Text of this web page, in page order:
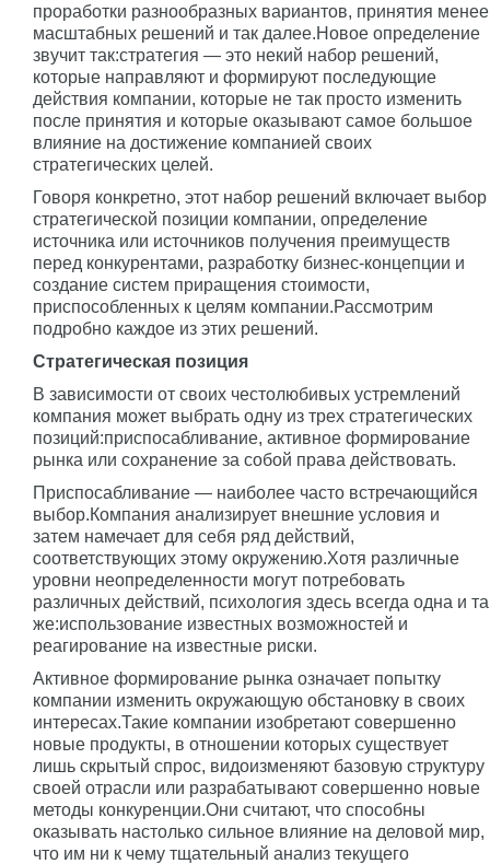
проработки разнообразных вариантов, принятия менее
масштабных решений и так далее.Новое определение
звучит так:стратегия — это некий набор решений,
которые направляют и формируют последующие
действия компании, которые не так просто изменить
после принятия и которые оказывают самое большое
влияние на достижение компанией своих
стратегических целей.
Говоря конкретно, этот набор решений включает выбор
стратегической позиции компании, определение
источника или источников получения преимуществ
перед конкурентами, разработку бизнес-концепции и
создание систем приращения стоимости,
приспособленных к целям компании.Рассмотрим
подробно каждое из этих решений.
Стратегическая позиция
В зависимости от своих честолюбивых устремлений
компания может выбрать одну из трех стратегических
позиций:приспосабливание, активное формирование
рынка или сохранение за собой права действовать.
Приспосабливание — наиболее часто встречающийся
выбор.Компания анализирует внешние условия и
затем намечает для себя ряд действий,
соответствующих этому окружению.Хотя различные
уровни неопределенности могут потребовать
различных действий, психология здесь всегда одна и та
же:использование известных возможностей и
реагирование на известные риски.
Активное формирование рынка означает попытку
компании изменить окружающую обстановку в своих
интересах.Такие компании изобретают совершенно
новые продукты, в отношении которых существует
лишь скрытый спрос, видоизменяют базовую структуру
своей отрасли или разрабатывают совершенно новые
методы конкуренции.Они считают, что способны
оказывать настолько сильное влияние на деловой мир,
что им ни к чему тщательный анализ текущего